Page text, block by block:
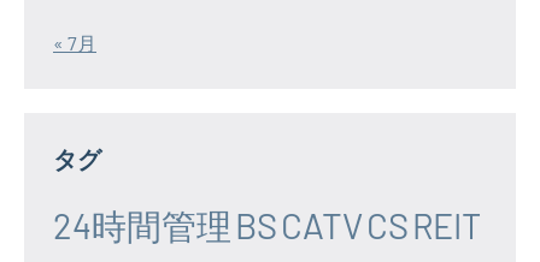
« 7月
タグ
24時間管理 BSCATVCSREIT